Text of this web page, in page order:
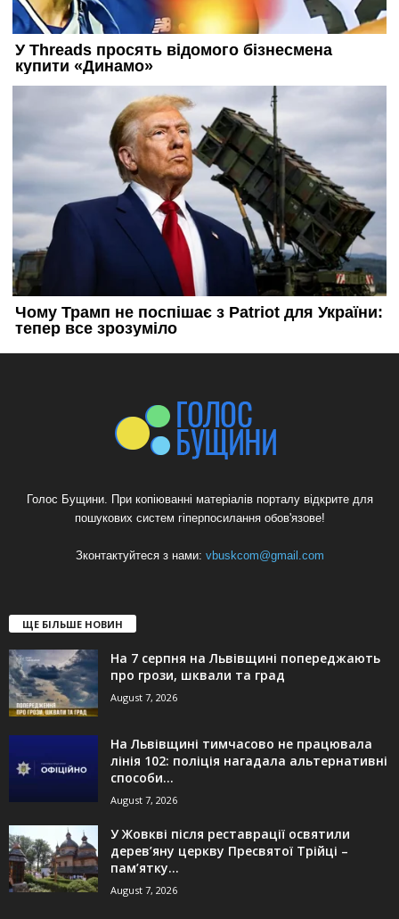
Голос Бущини. При копіюванні матеріалів порталу відкрите для
пошукових систем гіперпосилання обов'язове!
Зконтактуйтеся з нами: vbuskcom@gmail.com
ЩЕ БІЛЬШЕ НОВИН
На 7 серпня на Львівщині попереджають
про грози, шквали та град
August 7, 2026
На Львівщині тимчасово не працювала
лінія 102: поліція нагадала альтернативні
способи...
August 7, 2026
У Жовкві після реставрації освятили
дерев’яну церкву Пресвятої Трійці –
пам’ятку...
August 7, 2026